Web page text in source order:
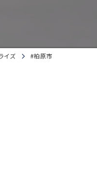
イズ #柏原市